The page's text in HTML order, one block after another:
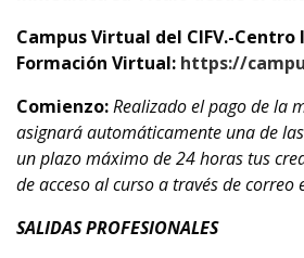
Campus Virtual del CIFV.-
Formación Virtual: https://
Comienzo:Realizado el pago de la
asignará automáticamente una de
un plazo máximo de 24 horas tus
de acceso al curso a través de correo
SALIDAS PROFESIONALES